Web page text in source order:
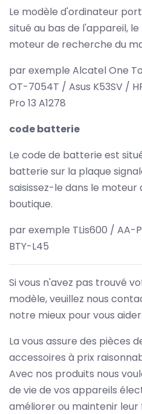
Le modèle d'ordinateur
situé au bas de l'appareil,
moteur de recherche du
par exemple Alcatel One
OT-7054T / Asus K53SV /
Pro 13 A1278
code batterie
Le code de batterie est
batterie sur la plaque
saisissez-le dans le
boutique.
par exemple TLis600 / AA-
BTY-L45
Si vous n'avez pas trouvé
modèle, veuillez nous
notre mieux pour vous aider.
La vous assure des pièces
accessoires à prix
Avec nos produits nous
de vie de vos appareils
améliorer ou maintenir